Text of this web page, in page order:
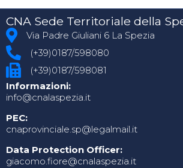
CNA Sede Territoriale della
Via Padre Giuliani 6 La Spezia
(+39)0187/598080
(+39)0187/598081
Informazioni:
info@cnalaspezia.it
PEC:
cnaprovinciale.sp@legalmail.it
Data Protection Officer:
giacomo.fiore@cnalaspezia.it